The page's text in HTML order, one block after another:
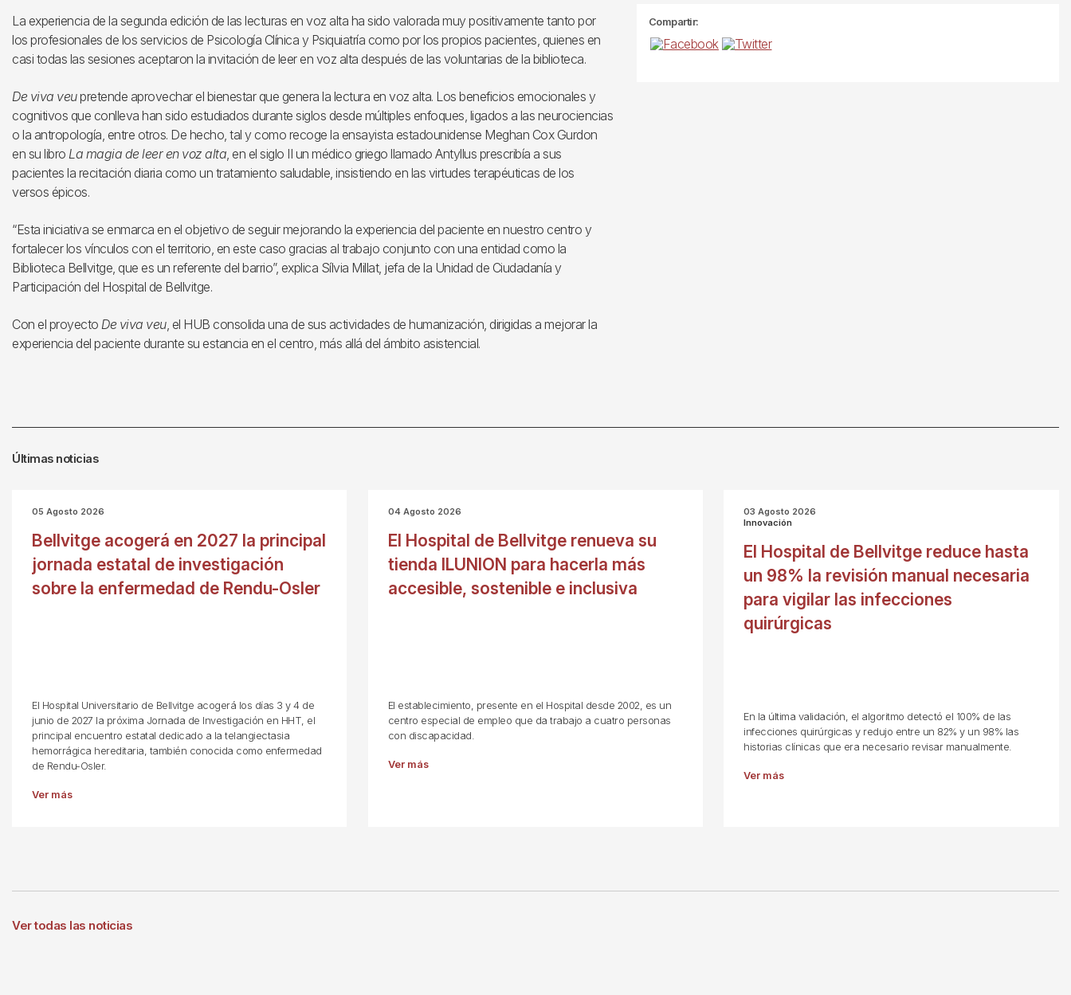
La experiencia de la segunda edición de las lecturas en voz alta ha sido valorada muy positivamente tanto por
los profesionales de los servicios de Psicología Clínica y Psiquiatría como por los propios pacientes, quienes en
casi todas las sesiones aceptaron la invitación de leer en voz alta después de las voluntarias de la biblioteca.
De viva veupretende aprovechar el bienestar que genera la lectura en voz alta. Los beneficios emocionales y
cognitivos que conlleva han sido estudiados durante siglos desde múltiples enfoques, ligados a las neurociencias
o la antropología, entre otros. De hecho, tal y como recoge la ensayista estadounidense Meghan Cox Gurdon
en su libro La magia de leer en voz alta, en el siglo II un médico griego llamado Antyllus prescribía a sus
pacientes la recitación diaria como un tratamiento saludable, insistiendo en las virtudes terapéuticas de los
versos épicos.
“Esta iniciativa se enmarca en el objetivo de seguir mejorando la experiencia del paciente en nuestro centro y
fortalecer los vínculos con el territorio, en este caso gracias al trabajo conjunto con una entidad como la
Biblioteca Bellvitge, que es un referente del barrio”, explica Sílvia Millat, jefa de la Unidad de Ciudadanía y
Participación del Hospital de Bellvitge.
Con el proyecto De viva veu, el HUB consolida una de sus actividades de humanización, dirigidas a mejorar la
experiencia del paciente durante su estancia en el centro, más allá del ámbito asistencial.
Compartir:
Últimas noticias
05 Agosto 2026
Bellvitge acogerá en 2027 la principal
jornada estatal de investigación
sobre la enfermedad de Rendu-Osler
El Hospital Universitario de Bellvitge acogerá los días 3 y 4 de
junio de 2027 la próxima Jornada de Investigación en HHT, el
principal encuentro estatal dedicado a la telangiectasia
hemorrágica hereditaria, también conocida como enfermedad
de Rendu-Osler.
Ver más
04 Agosto 2026
El Hospital de Bellvitge renueva su
tienda ILUNION para hacerla más
accesible, sostenible e inclusiva
El establecimiento, presente en el Hospital desde 2002, es un
centro especial de empleo que da trabajo a cuatro personas
con discapacidad.
Ver más
03 Agosto 2026
Innovación
El Hospital de Bellvitge reduce hasta
un 98% la revisión manual necesaria
para vigilar las infecciones
quirúrgicas
En la última validación, el algoritmo detectó el 100% de las
infecciones quirúrgicas y redujo entre un 82% y un 98% las
historias clínicas que era necesario revisar manualmente.
Ver más
Ver todas las noticias